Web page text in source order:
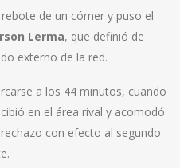
de un córner y puso el
Lerma, que definió de
externo de la red.
a los 44 minutos, cuando
en el área rival y acomodó
con efecto al segundo